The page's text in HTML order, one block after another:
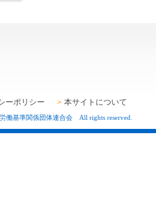
ーポリシー 本サイトについて
働基準関係団体連合会 All rights reserved.